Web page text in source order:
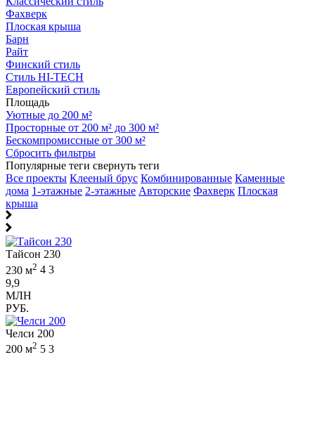
Фахверк
Плоская крыша
Барн
Райт
Финский стиль
Стиль HI-TECH
Европейский стиль
Площадь
Уютные до 200 м²
Просторные от 200 м² до 300 м²
Бескомпромиссные от 300 м²
Сбросить фильтры
Популярные теги свернуть теги
Все проекты Клееный брус Комбинированные Каменные
дома 1-этажные 2-этажные Авторские Фахверк Плоская
крыша
Тайсон 230
230 м2 4 3
9,9
МЛН
РУБ.
Челси 200
200 м2 5 3